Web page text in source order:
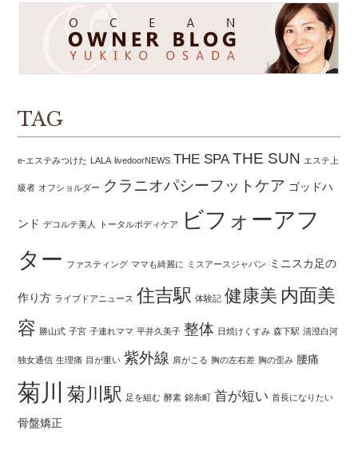
TAG
e-エステみつけた LALA livedoorNEWS THE SPA THE SUN エステ上
級者 オフショルダー クラニオパシーフットケア ゴッドハ
ンド デコルテ美人 トータルボディケア
ビフォーアフ
ター ファスティング ママも綺麗に ミスアースジャパン ミニスカ足の
作り方 ライブドアニュース 住吉駅 体験記 健康美 内面美
容 勝山式 子宮 子連れママ 平井久美子 整体 日焼けくすみ 森下駅 清澄白河
独女通信 生理痛 目が重い 紫外線 肩がこる 胸の左右差 胸の歪み 腰痛
菊川 菊川駅 足を組む 酵素 錦糸町 首が短い 首長になりたい
骨盤矯正